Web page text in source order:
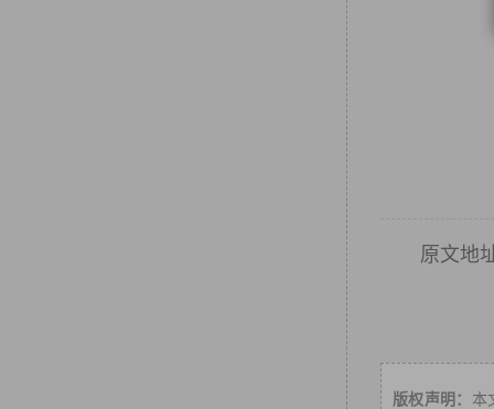
原文地
版权声明： 本